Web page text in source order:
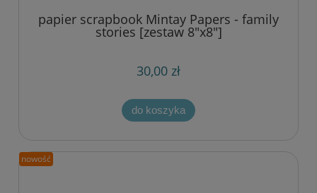
papier scrapbook Mintay Papers - family
stories [zestaw 8"x8"]
30,00 zł
do koszyka
nowość